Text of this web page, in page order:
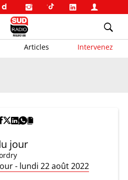
Articles Intervenez
jour
- lundi 22 août 2022